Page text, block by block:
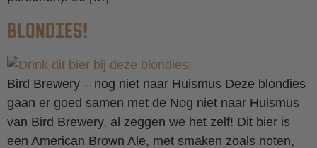
BLONDIES!
Bird Brewery – nog niet naar Huismus Deze blondies
gaan er goed samen met de Nog niet naar Huismus
van Bird Brewery, al zeggen we het zelf! Dit bier is
een American Brown Ale, met smaken zoals noten,